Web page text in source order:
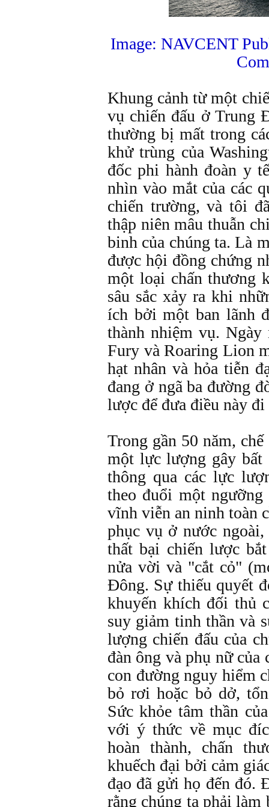
Image: NAVCENT
Khung cảnh từ một
vụ chiến đấu ở Trung
thường bị mất trong
khử trùng của
đốc phi hành đoàn y
nhìn vào mắt của các
chiến trường, và tôi
thập niên mâu thuẫn
binh của chúng ta. Là
được hội đồng chứng
một loại chấn thương
sâu sắc xảy ra khi
ích bởi một ban lãnh
thành nhiệm vụ.
Fury và Roaring Lion
hạt nhân và hỏa tiễn
đang ở ngã ba đường
lược để đưa điều này
Trong gần 50 năm,
một lực lượng gây bất
thông qua các lực
theo đuổi một
vĩnh viễn an ninh toàn
phục vụ ở nước
thất bại chiến lược
nửa vời và "cắt cỏ"
Đông. Sự thiếu quyết
khuyến khích đối thủ
suy giảm tinh thần và
lượng chiến đấu của
đàn ông và phụ nữ
con đường nguy hiểm
bỏ rơi hoặc bỏ dở,
Sức khỏe tâm thần
với ý thức về mục
hoàn thành, chấn
khuếch đại bởi cảm
đạo đã gửi họ đến đó.
rằng chúng ta phải